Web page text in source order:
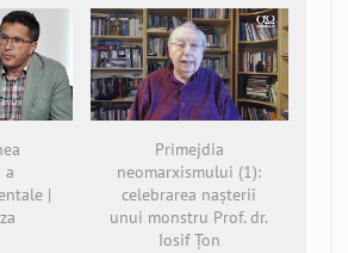
a
|
Primejdia
neomarxismului (1):
celebrarea nașterii
unui monstru Prof. dr.
Iosif Țon